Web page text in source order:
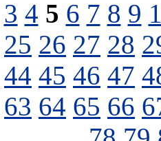
3 4 5 6 7 8 9
25 26 27 28
44 45 46 47
63 64 65 66